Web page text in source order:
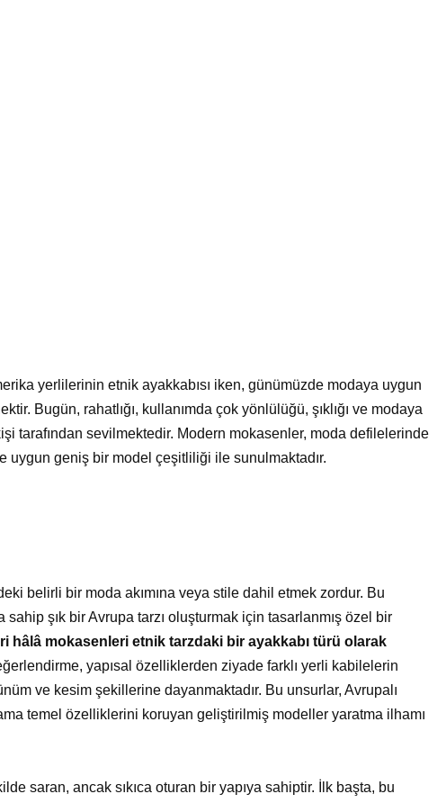
yerlilerinin etnik ayakkabısı iken, günümüzde modaya uygun
Bugün, rahatlığı, kullanımda çok yönlülüğü, şıklığı ve modaya
tarafından sevilmektedir. Modern mokasenler, moda defilelerinde
uygun geniş bir model çeşitliliği ile sunulmaktadır.
belirli bir moda akımına veya stile dahil etmek zordur. Bu
şık bir Avrupa tarzı oluşturmak için tasarlanmış özel bir
hâlâ mokasenleri etnik tarzdaki bir ayakkabı türü olarak
yapısal özelliklerden ziyade farklı yerli kabilelerin
ve kesim şekillerine dayanmaktadır. Bu unsurlar, Avrupalı
temel özelliklerini koruyan geliştirilmiş modeller yaratma ilhamı
saran, ancak sıkıca oturan bir yapıya sahiptir. İlk başta, bu